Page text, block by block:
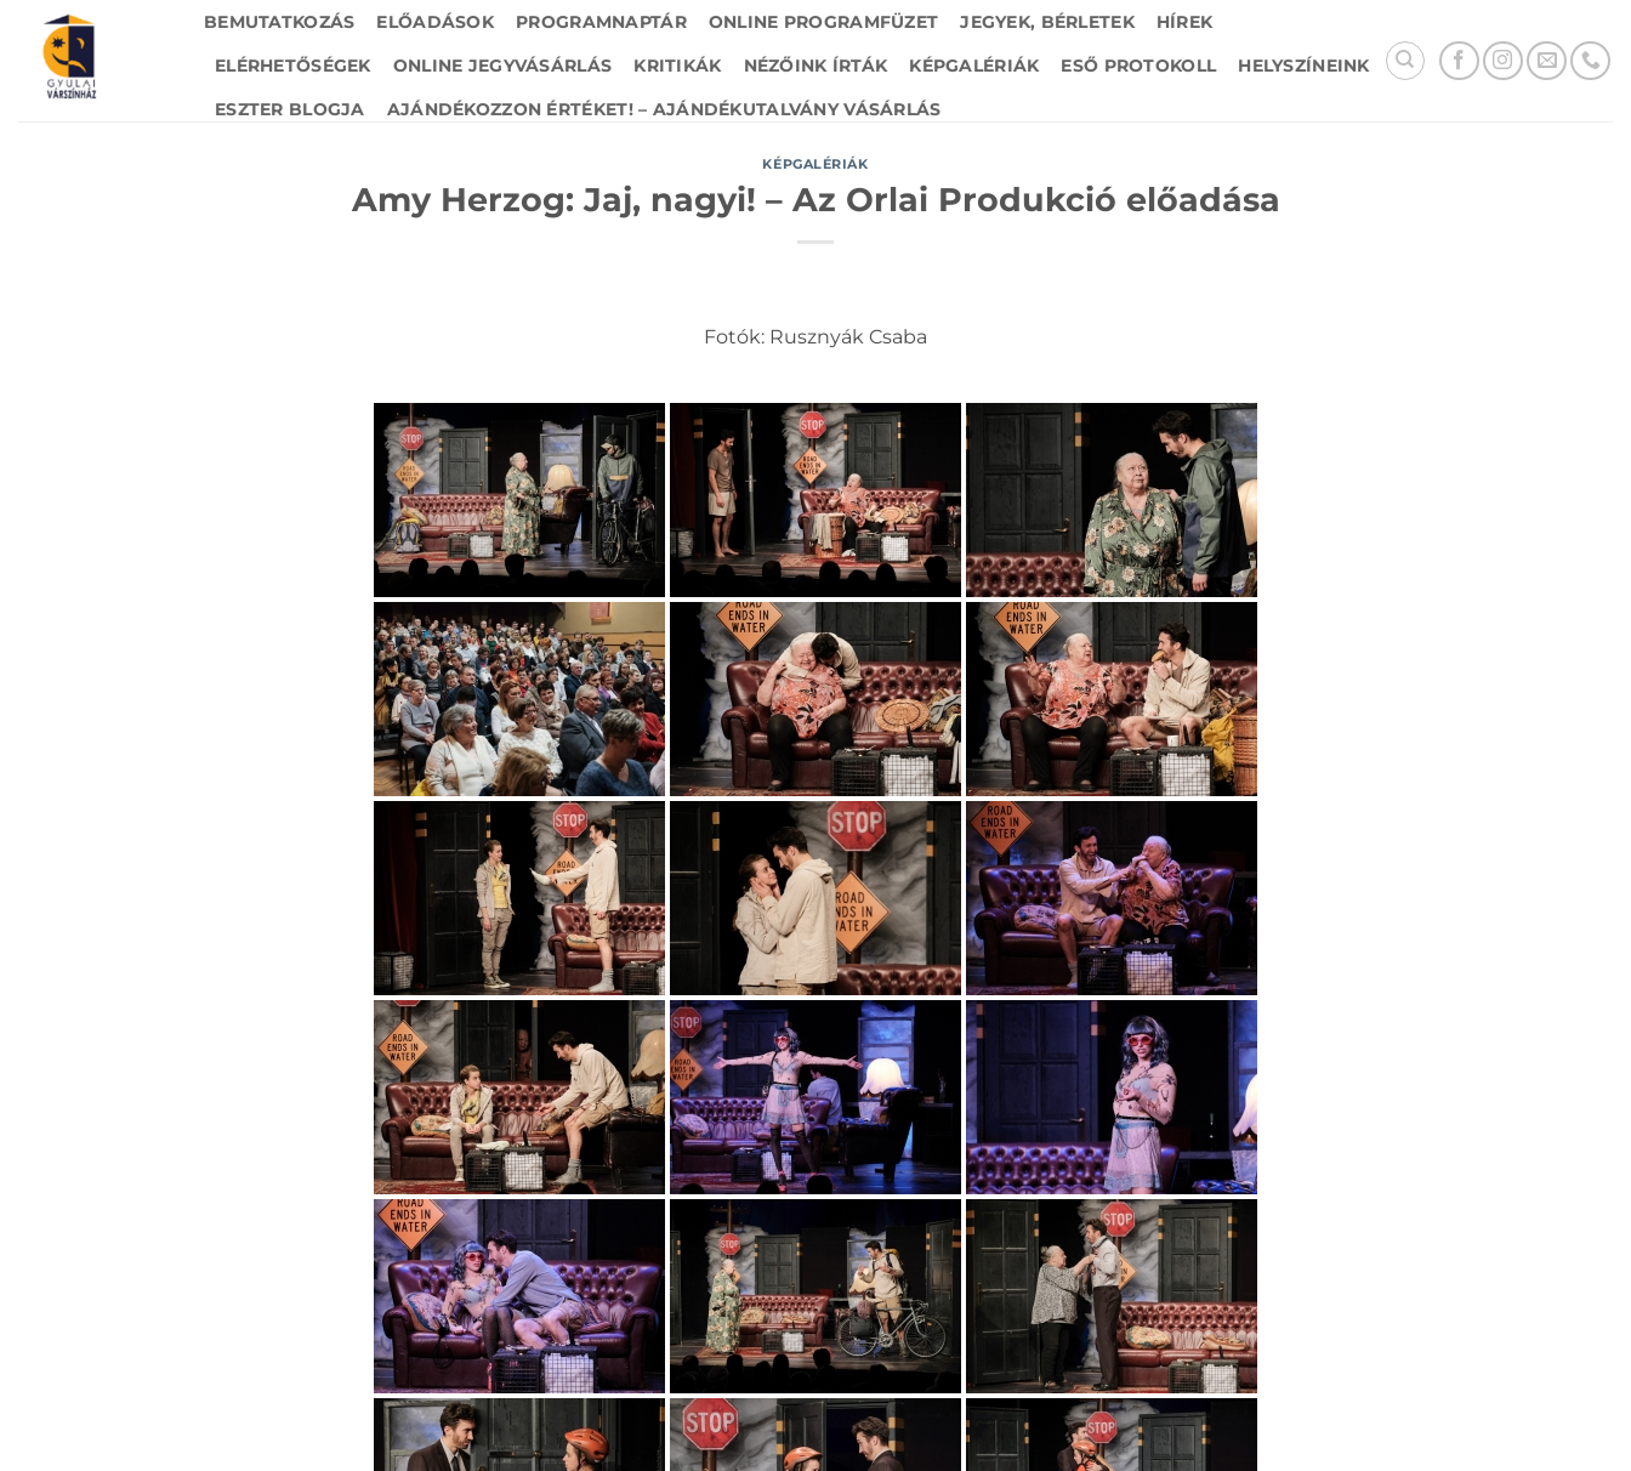
content
BEMUTATKOZÁS ELŐADÁSOK PROGRAMNAPTÁR ONLINE PROGRAMFÜZET JEGYEK, BÉRLETEK
HÍREK
ELÉRHETŐSÉGEK
ONLINE JEGYVÁSÁRLÁS KRITIKÁK NÉZŐINK ÍRTÁK KÉPGALÉRIÁK ESŐ PROTOKOLL
HELYSZÍNEINK
ESZTER BLOGJA
AJÁNDÉKOZZON ÉRTÉKET! – AJÁNDÉKUTALVÁNY VÁSÁRLÁS
KÉPGALÉRIÁK
Amy Herzog: Jaj, nagyi! – Az Orlai Produkció előadása
Fotók: Rusznyák Csaba